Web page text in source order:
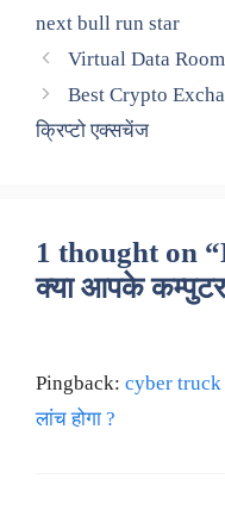
next bull run star
Virtual Data
Best Crypto
क्रिप्टो एक्सचेंज
1 thought on
क्या आपके
Pingback: cyber truck
लांच होगा ?